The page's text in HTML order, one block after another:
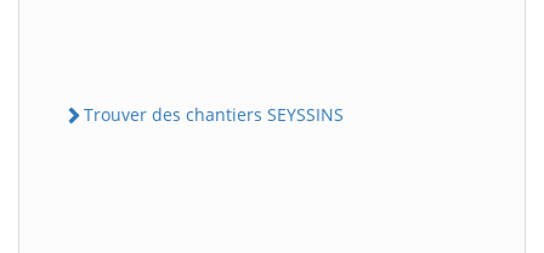
Trouver des chantiers SEYSSINS